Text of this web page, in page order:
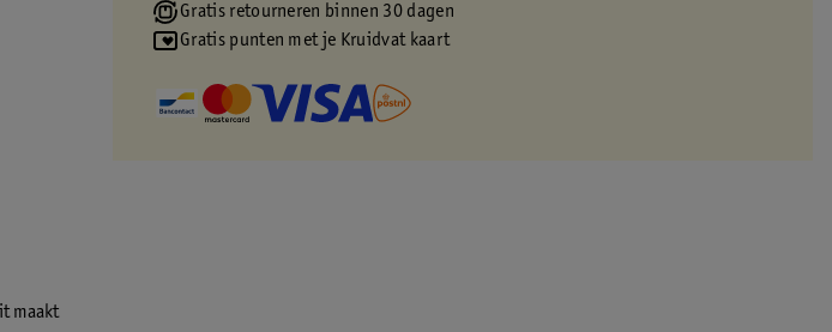
maakt
Gratis retourneren binnen 30 dagen
Gratis punten met je Kruidvat kaart